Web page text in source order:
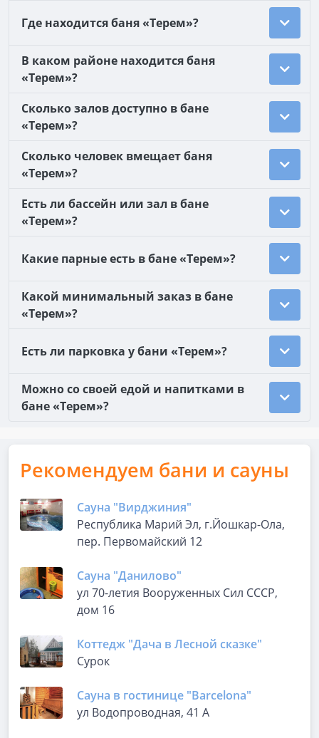
Где находится баня «Терем»?
В каком районе находится баня
«Терем»?
Сколько залов доступно в бане
«Терем»?
Сколько человек вмещает баня
«Терем»?
Есть ли бассейн или зал в бане
«Терем»?
Какие парные есть в бане «Терем»?
Какой минимальный заказ в бане
«Терем»?
Есть ли парковка у бани «Терем»?
Можно со своей едой и напитками в
бане «Терем»?
Рекомендуем бани и сауны
Сауна "Вирджиния"
Республика Марий Эл, г.Йошкар-Ола,
пер. Первомайский 12
Сауна "Данилово"
ул 70-летия Вооруженных Сил СССР,
дом 16
Коттедж "Дача в Лесной сказке"
Сурок
Сауна в гостинице "Barcelona"
ул Водопроводная, 41 А